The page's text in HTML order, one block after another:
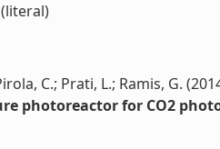
C.; Prati, L.; Ramis, G.
photoreactor for CO2